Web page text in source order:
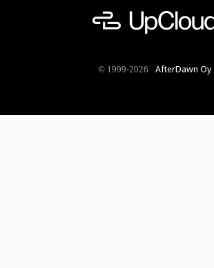
© 1999-2026 AfterDawn Oy